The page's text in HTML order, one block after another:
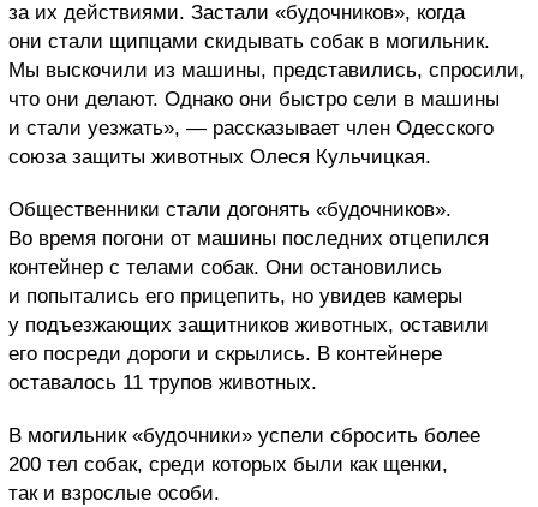
за их действиями. Застали «будочников», когда
они стали щипцами скидывать собак в могильник.
Мы выскочили из машины, представились, спросили,
что они делают. Однако они быстро сели в машины
и стали уезжать», — рассказывает член Одесского
союза защиты животных Олеся Кульчицкая.
Общественники стали догонять «будочников».
Во время погони от машины последних отцепился
контейнер с телами собак. Они остановились
и попытались его прицепить, но увидев камеры
у подъезжающих защитников животных, оставили
его посреди дороги и скрылись. В контейнере
оставалось 11 трупов животных.
В могильник «будочники» успели сбросить более
200 тел собак, среди которых были как щенки,
так и взрослые особи.